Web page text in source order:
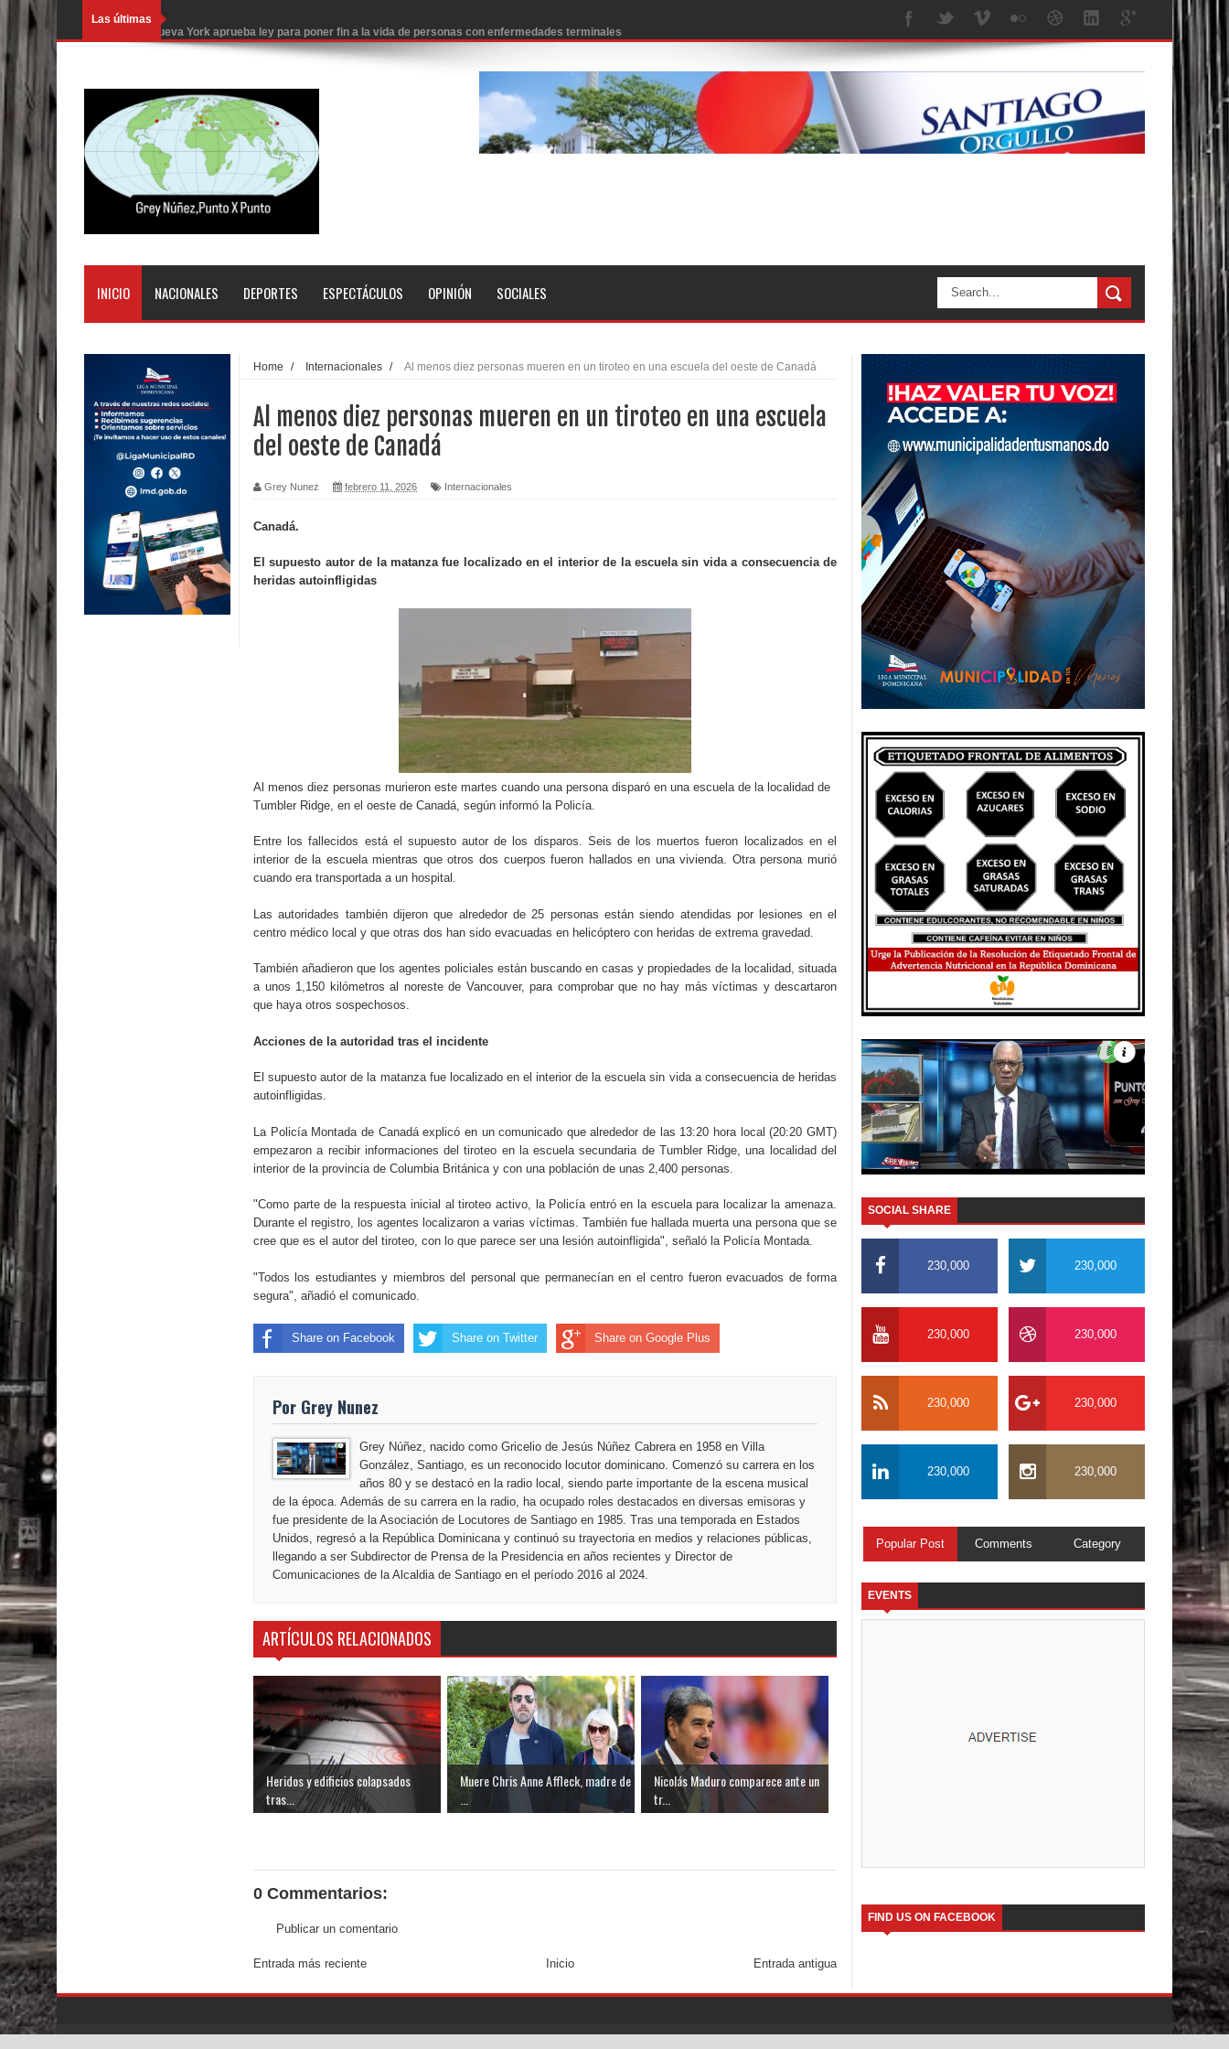
Las últimasNueva York aprueba ley para poner fin a la vida de personas con enfermedades terminales
Juan Luis Guerra cerrará los Juegos Centroamericanos SD 2026
En Santiago precio del botellón de agua sube a 90 pesos
Entre 20 y 40 inmigrantes al día son detenidos en los aeropuertos de EE.UU., según NBC
Belkis Concepción será intervenida por un delicado problema cardíaco
Abel Martínez llama a los dominicanos a unirse para sacar al PRM del Gobierno
PRM votará “por aclamación” a sus nuevas autoridades
El expresidente peruano Ollanta Humala queda en libertad tras la anulación de condena de 15 años por lavado
DIGEIG y Liga Municipal Dominicana impulsan nuevas metas de transparencia a través SISMAP municipal
La Fiscalía de Bolivia ordena la detención del expresidente Evo Morales
Calor extremo para este jueves en gran parte del territorio nacional
Miles de marroquíes cruzan la frontera en masa para entrar a España
TC declara inconstitucional decreto sobre horarios de venta de alcohol vigente desde 2006 y exige ley del
Congreso
Presidente LMD Víctor D´Aza supervisa obra relleno sanitario y se reúne con alcalde San Cristóbal
Heridos y edificios colapsados tras terremoto de magnitud 7,1 en Japón
Poder Ejecutivo promulga modificaciones al nuevo Código Penal
Diputado Félix Michell Rodríguez reveló que con Presupuesto Complementario gobierno endeuda país con
3,500 millones de dólares
INICIO NACIONALES DEPORTES ESPECTÁCULOS OPINIÓN SOCIALES
Home / Internacionales / Al menos diez personas mueren en un tiroteo en una escuela del oeste de Canadá
Al menos diez personas mueren en un tiroteo en una escuela
del oeste de Canadá
Grey Nunez febrero 11, 2026 Internacionales
Canadá.
El supuesto autor de la matanza fue localizado en el interior de la escuela sin vida a consecuencia de
heridas autoinfligidas
Al menos diez personas murieron este martes cuando una persona disparó en una escuela de la localidad de
Tumbler Ridge, en el oeste de Canadá, según informó la Policía.
Entre los fallecidos está el supuesto autor de los disparos. Seis de los muertos fueron localizados en el
interior de la escuela mientras que otros dos cuerpos fueron hallados en una vivienda. Otra persona murió
cuando era transportada a un hospital.
Las autoridades también dijeron que alrededor de 25 personas están siendo atendidas por lesiones en el
centro médico local y que otras dos han sido evacuadas en helicóptero con heridas de extrema gravedad.
También añadieron que los agentes policiales están buscando en casas y propiedades de la localidad, situada
a unos 1,150 kilómetros al noreste de Vancouver, para comprobar que no hay más víctimas y descartaron
que haya otros sospechosos.
Acciones de la autoridad tras el incidente
El supuesto autor de la matanza fue localizado en el interior de la escuela sin vida a consecuencia de heridas
autoinfligidas.
La Policía Montada de Canadá explicó en un comunicado que alrededor de las 13:20 hora local (20:20 GMT)
empezaron a recibir informaciones del tiroteo en la escuela secundaria de Tumbler Ridge, una localidad del
interior de la provincia de Columbia Británica y con una población de unas 2,400 personas.
"Como parte de la respuesta inicial al tiroteo activo, la Policía entró en la escuela para localizar la amenaza.
Durante el registro, los agentes localizaron a varias víctimas. También fue hallada muerta una persona que se
cree que es el autor del tiroteo, con lo que parece ser una lesión autoinfligida", señaló la Policía Montada.
"Todos los estudiantes y miembros del personal que permanecían en el centro fueron evacuados de forma
segura", añadió el comunicado.
Share on Facebook Share on Twitter Share on Google Plus
Por Grey Nunez
Grey Núñez, nacido como Gricelio de Jesús Núñez Cabrera en 1958 en Villa
González, Santiago, es un reconocido locutor dominicano. Comenzó su carrera en los
años 80 y se destacó en la radio local, siendo parte importante de la escena musical
de la época. Además de su carrera en la radio, ha ocupado roles destacados en diversas emisoras y
fue presidente de la Asociación de Locutores de Santiago en 1985. Tras una temporada en Estados
Unidos, regresó a la República Dominicana y continuó su trayectoria en medios y relaciones públicas,
llegando a ser Subdirector de Prensa de la Presidencia en años recientes y Director de
Comunicaciones de la Alcaldia de Santiago en el período 2016 al 2024.
ARTÍCULOS RELACIONADOS
Heridos y edificios colapsados
tras...
Muere Chris Anne Affleck, madre de
Nicolás Maduro comparece ante un
tr...
0 Commentarios:
Publicar un comentario
Entrada más reciente Entrada antigua
Inicio
SOCIAL SHARE
230,000 230,000
230,000 230,000
230,000 230,000
230,000 230,000
Popular Post Comments Category
EVENTS
FIND US ON FACEBOOK